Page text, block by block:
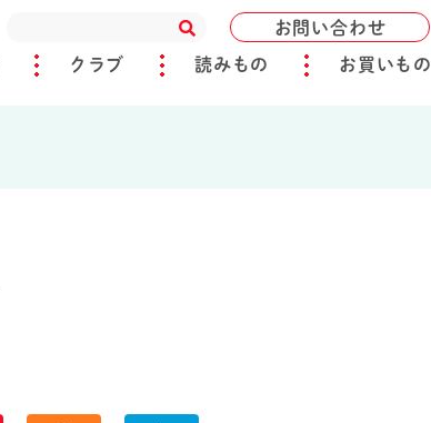
お問い合わせ
クラブ 読みもの お買いもの